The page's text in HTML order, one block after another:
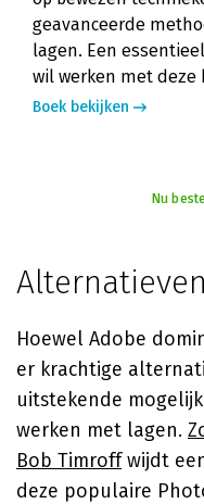
geavanceerde
lagen. Een
wil werken met deze
Boek bekijken
Nu
Hoewel Adobe
er krachtige
uitstekende
werken met lagen.
Bob Timroffwijdt
deze populaire